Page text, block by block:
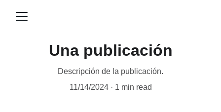
Una publicación
Descripción de la publicación.
11/14/2024
1 min read